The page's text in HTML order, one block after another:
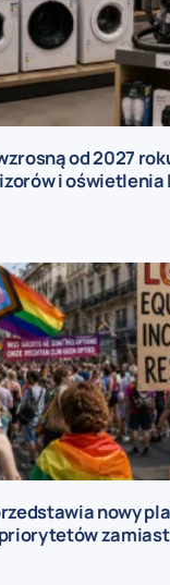
od 2027
i oświetlenia
nowy
priorytetów